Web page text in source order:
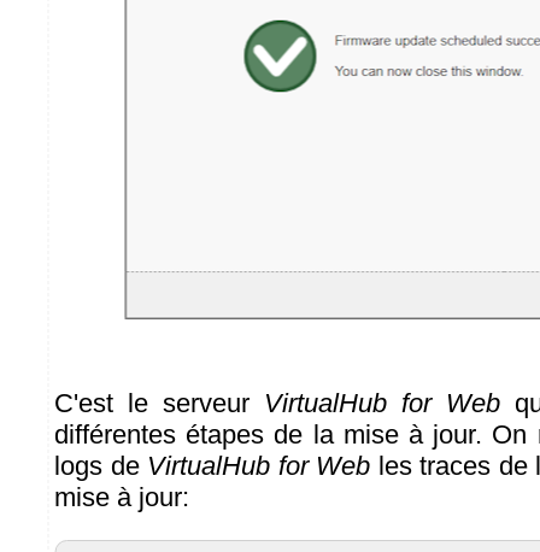
C'est le serveur VirtualHub for Web
différentes étapes de la mise à jour. On
logs de VirtualHub for Web les traces de
mise à jour: